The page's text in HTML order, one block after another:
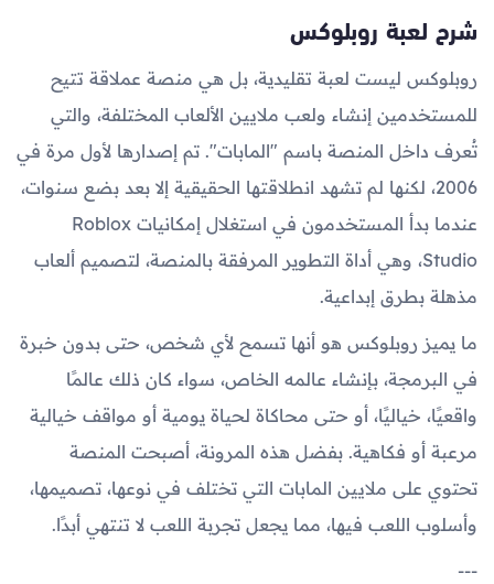
شرح لعبة روبلوكس
روبلوكس ليست لعبة تقليدية، بل هي منصة عملاقة تتيح
للمستخدمين إنشاء ولعب ملايين الألعاب المختلفة، والتي
تُعرف داخل المنصة باسم "المابات". تم إصدارها لأول مرة في
2006، لكنها لم تشهد انطلاقتها الحقيقية إلا بعد بضع سنوات،
عندما بدأ المستخدمون في استغلال إمكانيات Roblox
Studio، وهي أداة التطوير المرفقة بالمنصة، لتصميم ألعاب
مذهلة بطرق إبداعية.
ما يميز روبلوكس هو أنها تسمح لأي شخص، حتى بدون خبرة
في البرمجة، بإنشاء عالمه الخاص، سواء كان ذلك عالمًا
واقعيًا، خياليًا، أو حتى محاكاة لحياة يومية أو مواقف خيالية
مرعبة أو فكاهية. بفضل هذه المرونة، أصبحت المنصة
تحتوي على ملايين المابات التي تختلف في نوعها، تصميمها،
وأسلوب اللعب فيها، مما يجعل تجربة اللعب لا تنتهي أبدًا.
---